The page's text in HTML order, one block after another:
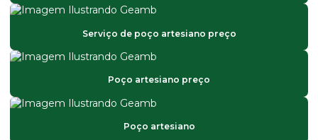
Bomba submersa para poço
Bomba submersa para poço semi artesiano
Construção de poço artesiano
Serviço de poço artesiano preço
Poço artesiano preço
Poço artesiano